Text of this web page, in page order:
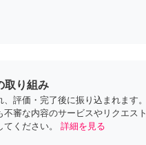
取り組み
評価・完了後に振り込まれます。
審な内容のサービスやリクエスト
ください。
詳細を見る